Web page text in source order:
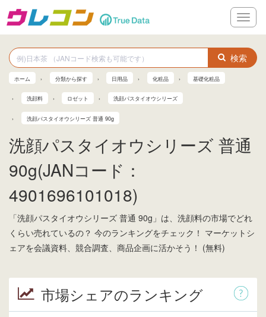
メ
ニ
ー
検索
ホーム 分類から探す 日用品 化粧品 基礎化粧品
洗顔料 ロゼット 洗顔パスタイオウシリーズ
洗顔パスタイオウシリーズ 普通 90g
洗顔パスタイオウシリーズ 普通
90g(JANコード：
4901696101018)
「洗顔パスタイオウシリーズ 普通 90g」は、洗顔料の市場でどれ
くらい売れているの？ 今のランキングをチェック！ マーケットシ
ェアを会議資料、競合調査、商品企画に活かそう！ (無料)
市場シェアのランキング